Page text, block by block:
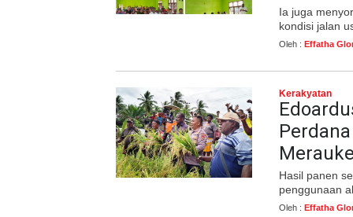
Ia juga
kondisi jalan
Oleh : Effatha
Kerakyatan
Hasil panen
penggunaan
Oleh : Effatha